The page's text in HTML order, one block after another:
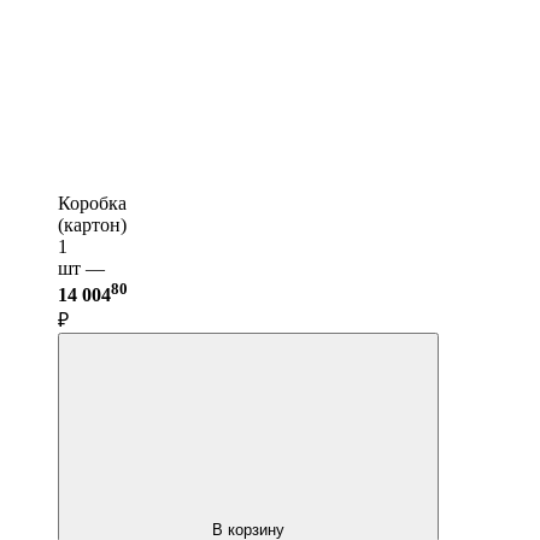
Коробка
(картон)
1
шт —
14 00480
₽
В корзину